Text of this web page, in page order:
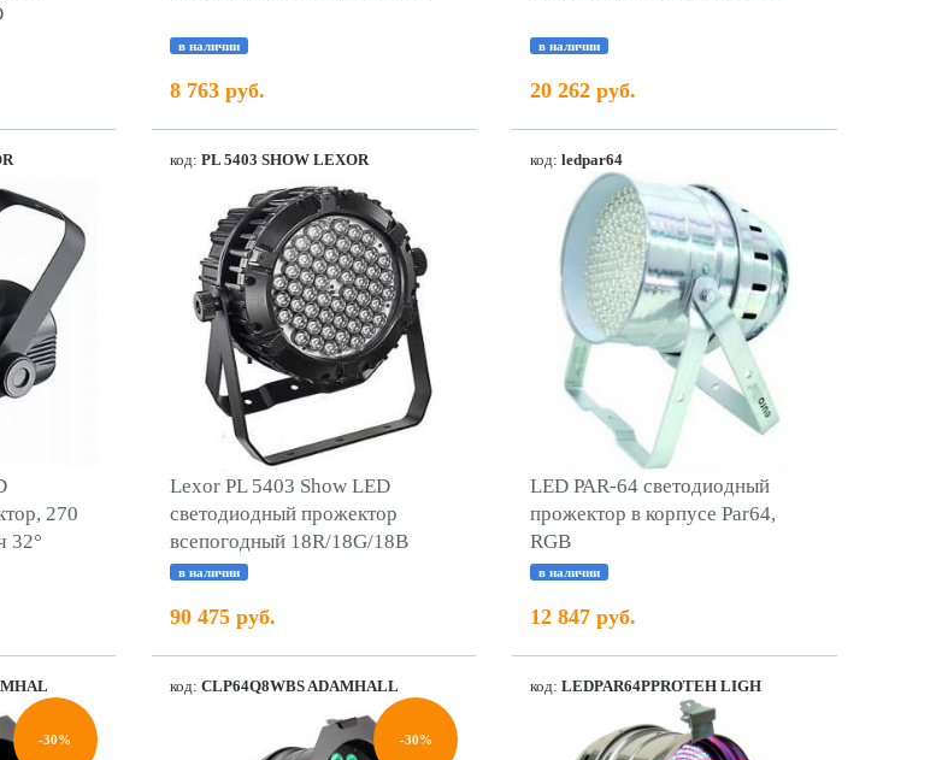
в наличии
8 763 руб.
в наличии
20 262 руб.
270
32°
код: PL 5403 SHOW LEXOR
Lexor PL 5403 Show LED
светодиодный прожектор
всепогодный 18R/18G/18B
в наличии
90 475 руб.
код:ledpar64
LED PAR-64 светодиодный
прожектор в корпусе Par64,
RGB
в наличии
12 847 руб.
-30%
код: CLP64Q8WBS ADAMHALL
-30%
код:LEDPAR64PPROTEH LIGH